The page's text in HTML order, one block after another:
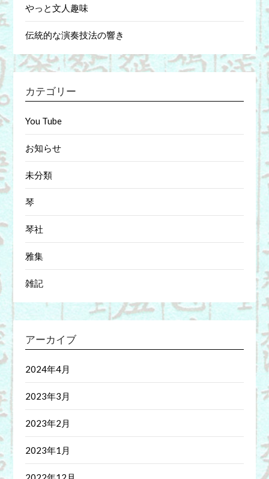
やっと文人趣味
伝統的な演奏技法の響き
カテゴリー
You Tube
お知らせ
未分類
琴
琴社
雅集
雑記
アーカイブ
2024年4月
2023年3月
2023年2月
2023年1月